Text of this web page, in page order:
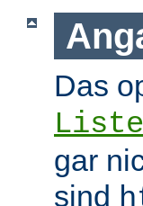
Das
gar
sind